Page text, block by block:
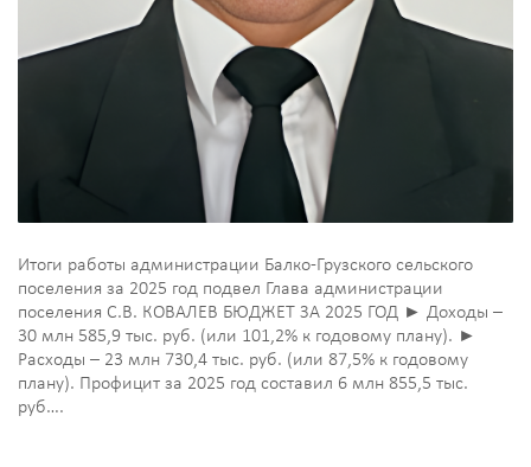
Итоги работы администрации Балко-Грузского сельского
поселения за 2025 год подвел Глава администрации
поселения С.В. КОВАЛЕВ БЮДЖЕТ ЗА 2025 ГОД ► Доходы –
30 млн 585,9 тыс. руб. (или 101,2% к годовому плану). ►
Расходы – 23 млн 730,4 тыс. руб. (или 87,5% к годовому
плану). Профицит за 2025 год составил 6 млн 855,5 тыс.
руб….